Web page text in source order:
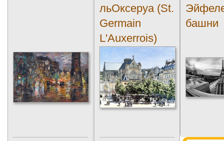
льОксеруа (St.
Germain
L'Auxerrois)
башни